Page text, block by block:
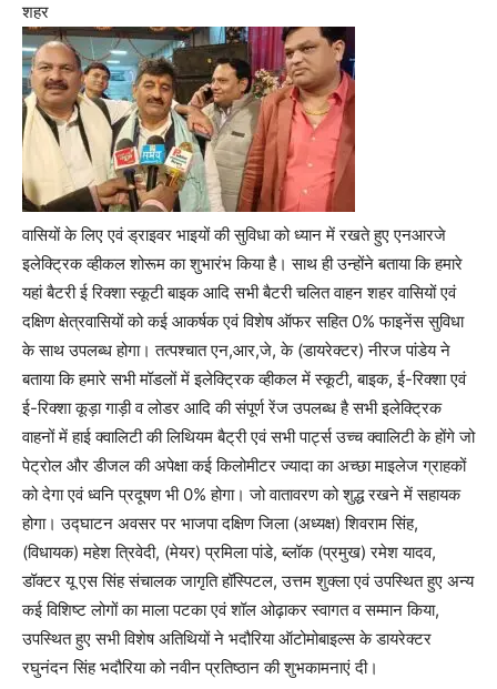
शहर
वासियों के लिए एवं ड्राइवर भाइयों की सुविधा को ध्यान में रखते हुए एनआरजे
इलेक्ट्रिक व्हीकल शोरूम का शुभारंभ किया है। साथ ही उन्होंने बताया कि हमारे
यहां बैटरी ई रिक्शा स्कूटी बाइक आदि सभी बैटरी चलित वाहन शहर वासियों एवं
दक्षिण क्षेत्रवासियों को कई आकर्षक एवं विशेष ऑफर सहित 0% फाइनेंस सुविधा
के साथ उपलब्ध होगा। तत्पश्चात एन,आर,जे, के (डायरेक्टर) नीरज पांडेय ने
बताया कि हमारे सभी मॉडलों में इलेक्ट्रिक व्हीकल में स्कूटी, बाइक, ई-रिक्शा एवं
ई-रिक्शा कूड़ा गाड़ी व लोडर आदि की संपूर्ण रेंज उपलब्ध है सभी इलेक्ट्रिक
वाहनों में हाई क्वालिटी की लिथियम बैट्री एवं सभी पार्ट्स उच्च क्वालिटी के होंगे जो
पेट्रोल और डीजल की अपेक्षा कई किलोमीटर ज्यादा का अच्छा माइलेज ग्राहकों
को देगा एवं ध्वनि प्रदूषण भी 0% होगा। जो वातावरण को शुद्ध रखने में सहायक
होगा। उद्घाटन अवसर पर भाजपा दक्षिण जिला (अध्यक्ष) शिवराम सिंह,
(विधायक) महेश त्रिवेदी, (मेयर) प्रमिला पांडे, ब्लॉक (प्रमुख) रमेश यादव,
डॉक्टर यू एस सिंह संचालक जागृति हॉस्पिटल, उत्तम शुक्ला एवं उपस्थित हुए अन्य
कई विशिष्ट लोगों का माला पटका एवं शॉल ओढ़ाकर स्वागत व सम्मान किया,
उपस्थित हुए सभी विशेष अतिथियों ने भदौरिया ऑटोमोबाइल्स के डायरेक्टर
रघुनंदन सिंह भदौरिया को नवीन प्रतिष्ठान की शुभकामनाएं दी।